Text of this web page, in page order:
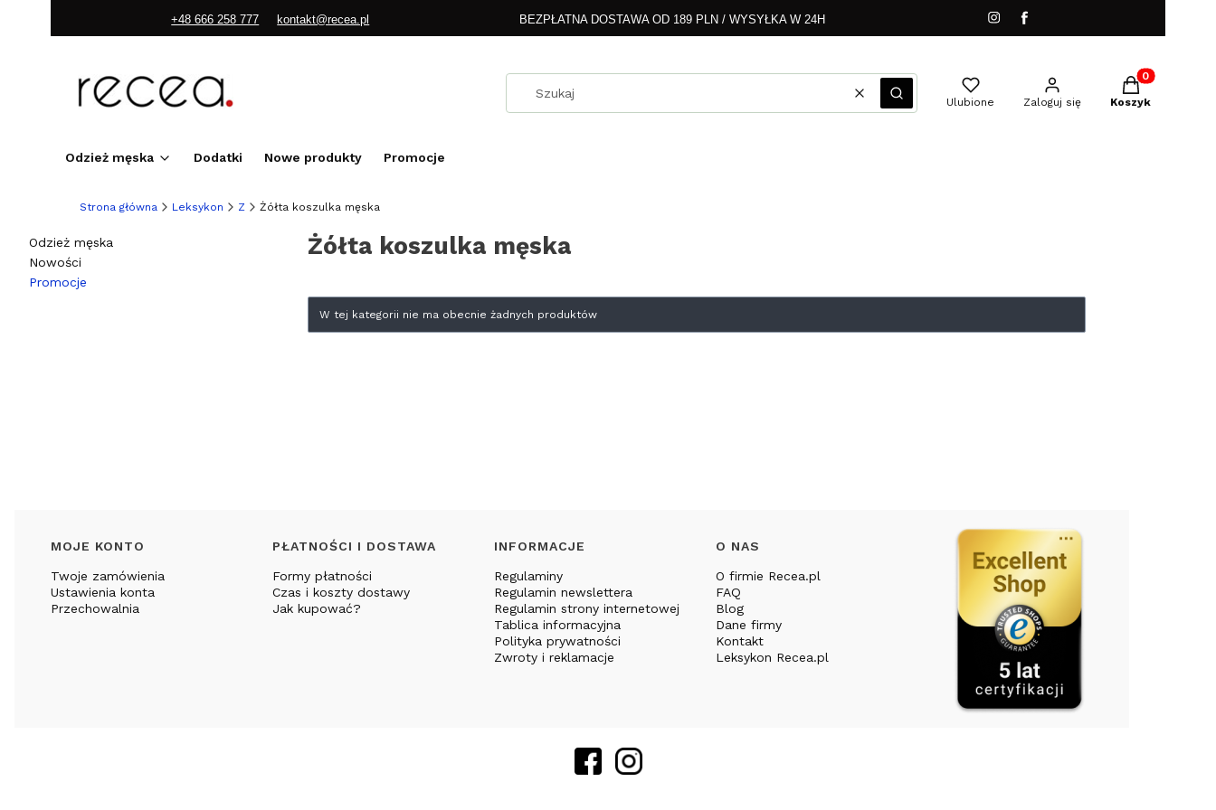
+48 666 258 777 kontakt@recea.pl BEZPŁATNA DOSTAWA OD 189 PLN / WYSYŁKA W 24H
WyczyśćSzukaj Ulubione Zaloguj się
Produkty w
Koszyk
Odzież męska Dodatki Nowe produkty Promocje
Strona główna Leksykon Z Żółta koszulka męska
Odzież męska
Nowości
Promocje
Żółta koszulka męska
Lista produktów
W tej kategorii nie ma obecnie żadnych produktów
Linki w stopce
MOJE KONTO
Twoje zamówienia
Ustawienia konta
Przechowalnia
PŁATNOŚCI I DOSTAWA
Formy płatności
Czas i koszty dostawy
Jak kupować?
INFORMACJE
Regulaminy
Regulamin newslettera
Regulamin strony internetowej
Tablica informacyjna
Polityka prywatności
Zwroty i reklamacje
O NAS
O firmie Recea.pl
FAQ
Blog
Dane firmy
Kontakt
Leksykon Recea.pl